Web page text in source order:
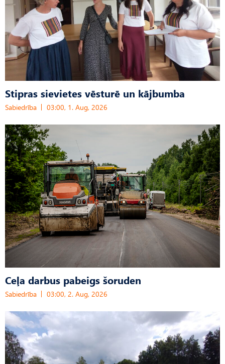
Stipras sievietes vēsturē un kājbumba
Sabiedrība 03:00, 1. Aug, 2026
Ceļa darbus pabeigs šoruden
Sabiedrība 03:00, 2. Aug, 2026